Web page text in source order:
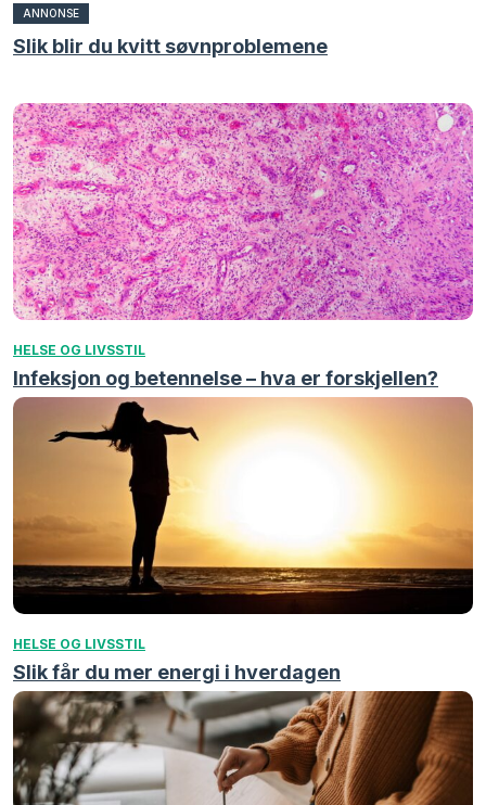
ANNONSE
Slik blir du kvitt søvnproblemene
HELSE OG LIVSSTIL
Infeksjon og betennelse – hva er forskjellen?
HELSE OG LIVSSTIL
Slik får du mer energi i hverdagen